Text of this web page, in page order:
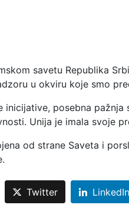
savetu Republika
u okviru koje smo
inicijative, posebna
Unija je imala svoje
od strane Saveta i
Twitter LinkedIn